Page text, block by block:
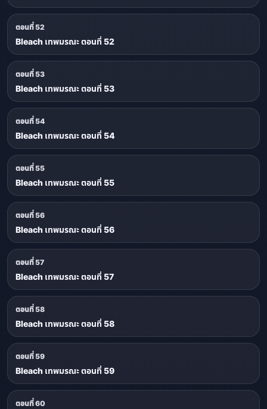
ตอนที่ 52
Bleach เทพมรณะ ตอนที่ 52
ตอนที่ 53
Bleach เทพมรณะ ตอนที่ 53
ตอนที่ 54
Bleach เทพมรณะ ตอนที่ 54
ตอนที่ 55
Bleach เทพมรณะ ตอนที่ 55
ตอนที่ 56
Bleach เทพมรณะ ตอนที่ 56
ตอนที่ 57
Bleach เทพมรณะ ตอนที่ 57
ตอนที่ 58
Bleach เทพมรณะ ตอนที่ 58
ตอนที่ 59
Bleach เทพมรณะ ตอนที่ 59
ตอนที่ 60